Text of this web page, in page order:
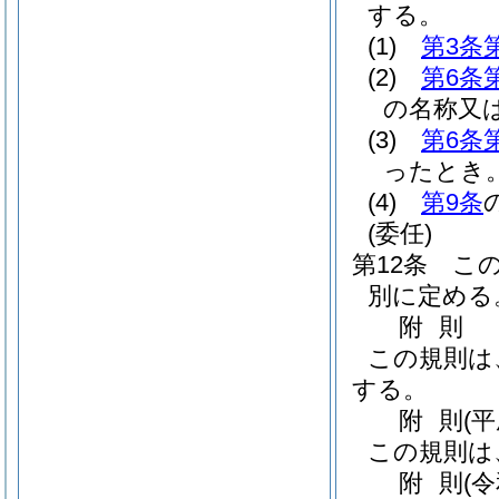
する。
(1)
第3条
(2)
第6条
の名称又
(3)
第6条
ったとき
(4)
第9条
(委任)
第12条
こ
別に定める
附 則
この規則
する。
附 則 (
この規則
附 則 (